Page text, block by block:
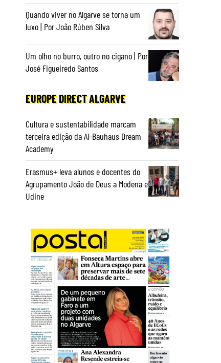
Quando viver no Algarve se torna um
luxo | Por João Rúben Silva
Um olho no burro, outro no cigano | Por
José Figueiredo Santos
EUROPE DIRECT ALGARVE
Cultura e sustentabilidade marcam
terceira edição da Al-Bauhaus Dream
Academy
Erasmus+ leva alunos e docentes do
Agrupamento João de Deus a Modena e
Udine